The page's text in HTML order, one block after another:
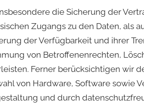
die Sicherung der
Zugangs zu den Daten, als
der Verfügbarkeit und ihrer
von Betroffenenrechten,
Ferner berücksichtigen wir
von Hardware, Software sowie
und durch